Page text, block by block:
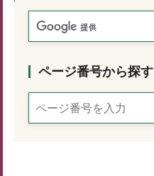
ページ番号から探す